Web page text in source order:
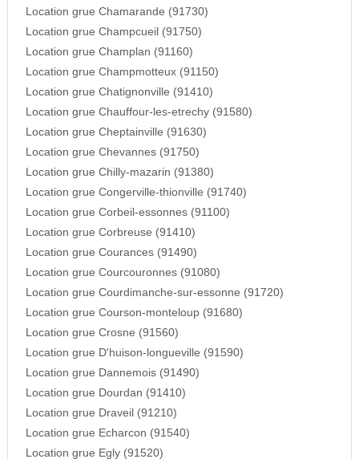
Location grue Chamarande (91730)
Location grue Champcueil (91750)
Location grue Champlan (91160)
Location grue Champmotteux (91150)
Location grue Chatignonville (91410)
Location grue Chauffour-les-etrechy (91580)
Location grue Cheptainville (91630)
Location grue Chevannes (91750)
Location grue Chilly-mazarin (91380)
Location grue Congerville-thionville (91740)
Location grue Corbeil-essonnes (91100)
Location grue Corbreuse (91410)
Location grue Courances (91490)
Location grue Courcouronnes (91080)
Location grue Courdimanche-sur-essonne (91720)
Location grue Courson-monteloup (91680)
Location grue Crosne (91560)
Location grue D'huison-longueville (91590)
Location grue Dannemois (91490)
Location grue Dourdan (91410)
Location grue Draveil (91210)
Location grue Echarcon (91540)
Location grue Egly (91520)